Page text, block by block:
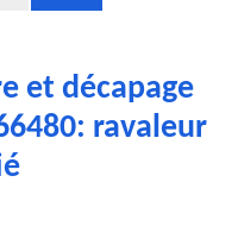
et décapage
ravaleur